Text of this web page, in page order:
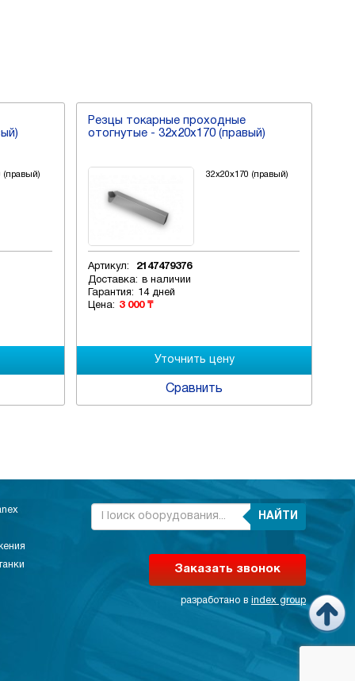
(правый)
Резцы токарные проходные
отогнутые - 32х20х170 (правый)
32х20х170 (правый)
Артикул:
2147479376
Доставка: в наличии
Гарантия: 14 дней
Цена: 3 000 ₸
Сравнить
НАЙТИ
Заказать звонок
разработано в index group